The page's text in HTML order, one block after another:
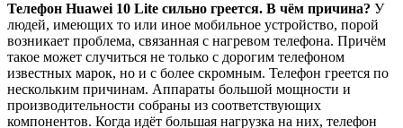
Телефон Huawei 10 Lite сильно греется. В чём причина? У
людей, имеющих то или иное мобильное устройство, порой
возникает проблема, связанная с нагревом телефона. Причём
такое может случиться не только с дорогим телефоном
известных марок, но и с более скромным. Телефон греется по
нескольким причинам. Аппараты большой мощности и
производительности собраны из соответствующих
компонентов. Когда идёт большая нагрузка на них, телефон